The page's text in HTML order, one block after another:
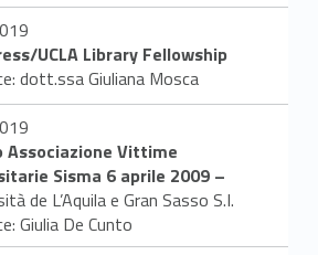
UCLA Library Fellowship
dott.ssa Giuliana Mosca
Associazione Vittime
Sisma 6 aprile 2009 –
de L’Aquila e Gran Sasso S.I.
Giulia De Cunto